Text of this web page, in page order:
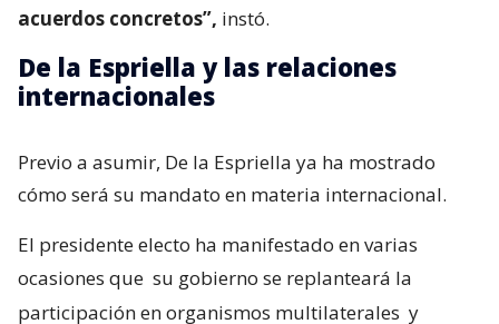
acuerdos concretos”, instó.
De la Espriella y las relaciones
internacionales
Previo a asumir, De la Espriella ya ha mostrado
cómo será su mandato en materia internacional.
El presidente electo ha manifestado en varias
ocasiones que su gobierno se replanteará la
participación en organismos multilaterales y